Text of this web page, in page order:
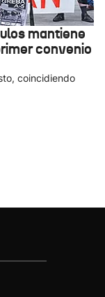
mantiene
convenio
coincidiendo